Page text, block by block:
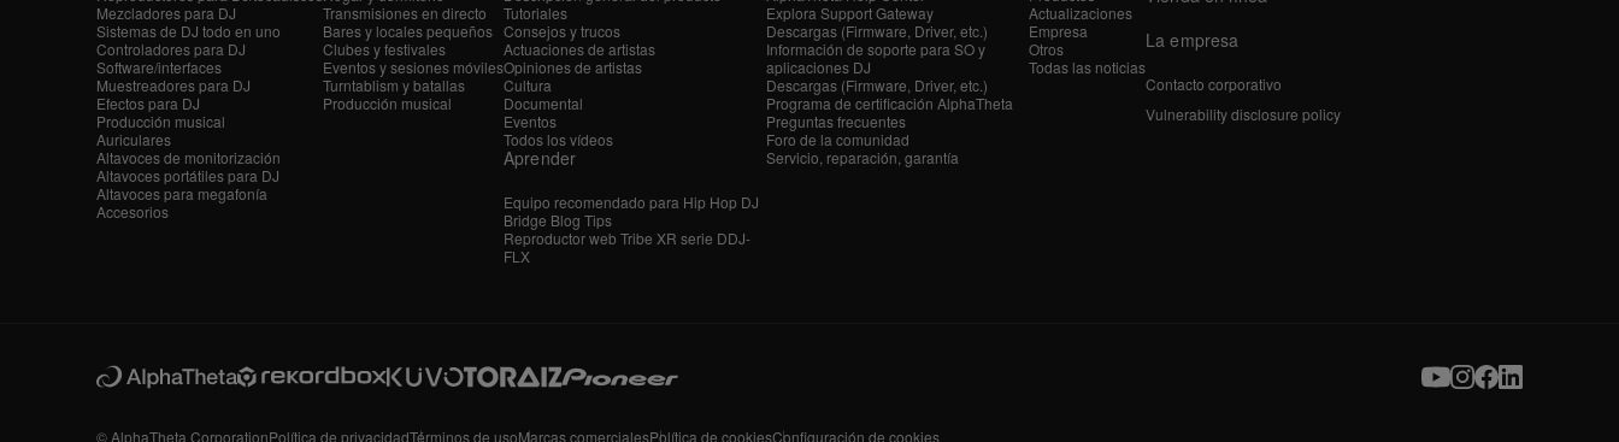
Mezcladores para DJ
Sistemas de DJ todo en uno
Controladores para DJ
Software/interfaces
Muestreadores para DJ
Efectos para DJ
Producción musical
Auriculares
Altavoces de monitorización
Altavoces portátiles para DJ
Altavoces para megafonía
Accesorios
Transmisiones en directo
Bares y locales pequeños
Clubes y festivales
Eventos y sesiones móviles
Turntablism y batallas
Producción musical
Tutoriales
Consejos y trucos
Actuaciones de artistas
Opiniones de artistas
Cultura
Documental
Eventos
Todos los vídeos
Aprender
Equipo recomendado para Hip Hop DJ
Bridge Blog Tips
Reproductor web Tribe XR serie DDJ-
FLX
Explora Support Gateway
Descargas (Firmware, Driver, etc.)
Información de soporte para SO y
aplicaciones DJ
Descargas (Firmware, Driver, etc.)
Programa de certificación AlphaTheta
Preguntas frecuentes
Foro de la comunidad
Servicio, reparación, garantía
Actualizaciones
Empresa
Otros
Todas las noticias
La empresa
Contacto corporativo
Vulnerability disclosure policy
© AlphaTheta CorporationPolítica de privacidadTérminos de usoMarcas comercialesPolítica de cookiesConfiguración de cookies